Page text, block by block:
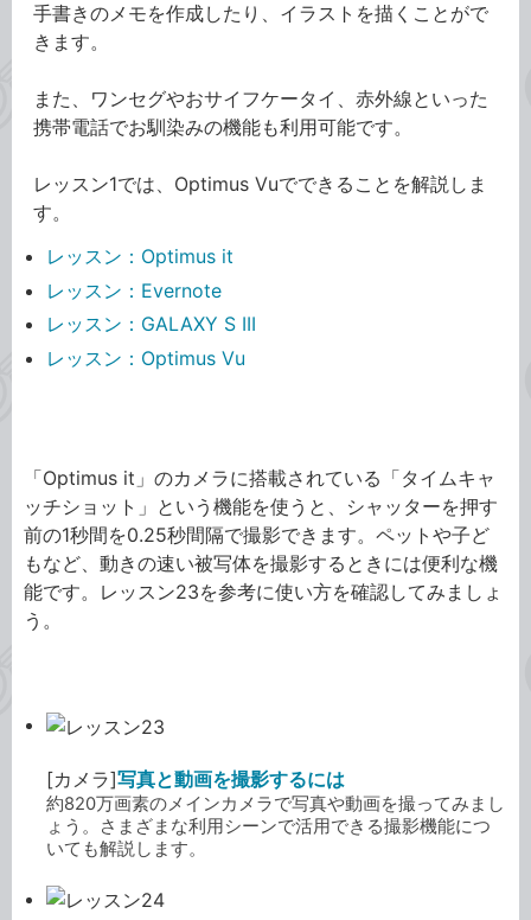
手書きのメモを作成したり、イラストを描くことがで
きます。
また、ワンセグやおサイフケータイ、赤外線といった
携帯電話でお馴染みの機能も利用可能です。
レッスン1では、Optimus Vuでできることを解説しま
す。
レッスン：Optimus it
レッスン：Evernote
レッスン：GALAXY S III
レッスン：Optimus Vu
「Optimus it」のカメラに搭載されている「タイムキャ
ッチショット」という機能を使うと、シャッターを押す
前の1秒間を0.25秒間隔で撮影できます。ペットや子ど
もなど、動きの速い被写体を撮影するときには便利な機
能です。レッスン23を参考に使い方を確認してみましょ
う。
[カメラ]写真と動画を撮影するには
約820万画素のメインカメラで写真や動画を撮ってみまし
ょう。さまざまな利用シーンで活用できる撮影機能につ
いても解説します。